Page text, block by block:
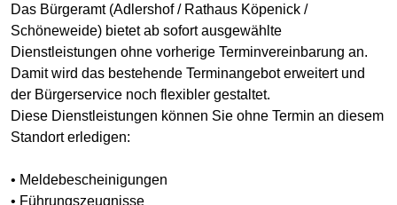
Das Bürgeramt (Adlershof / Rathaus Köpenick /
Schöneweide) bietet ab sofort ausgewählte
Dienstleistungen ohne vorherige Terminvereinbarung an.
Damit wird das bestehende Terminangebot erweitert und
der Bürgerservice noch flexibler gestaltet.
Diese Dienstleistungen können Sie ohne Termin an diesem
Standort erledigen:
• Meldebescheinigungen
• Führungszeugnisse